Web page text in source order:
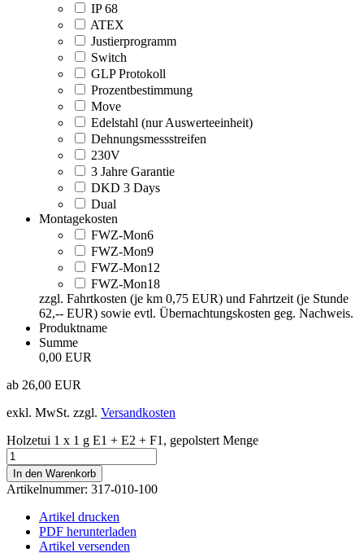
IP 68
ATEX
Justierprogramm
Switch
GLP Protokoll
Prozentbestimmung
Move
Edelstahl (nur Auswerteeinheit)
Dehnungsmessstreifen
230V
3 Jahre Garantie
DKD 3 Days
Dual
Montagekosten
FWZ-Mon6
FWZ-Mon9
FWZ-Mon12
FWZ-Mon18
zzgl. Fahrtkosten (je km 0,75 EUR) und Fahrtzeit (je Stunde
62,-- EUR) sowie evtl. Übernachtungskosten geg. Nachweis.
Produktname
Summe
0,00 EUR
ab 26,00 EUR
exkl. MwSt. zzgl. Versandkosten
Holzetui 1 x 1 g E1 + E2 + F1, gepolstert Menge
In den Warenkorb
Artikelnummer: 317-010-100
Artikel drucken
PDF herunterladen
Artikel versenden